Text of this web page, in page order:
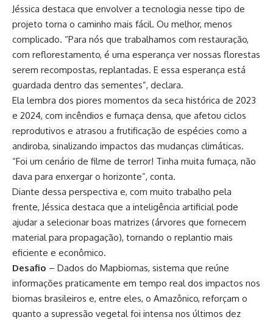
Jéssica destaca que envolver a tecnologia nesse tipo de
projeto torna o caminho mais fácil. Ou melhor, menos
complicado. “Para nós que trabalhamos com restauração,
com reflorestamento, é uma esperança ver nossas florestas
serem recompostas, replantadas. E essa esperança está
guardada dentro das sementes”, declara.
Ela lembra dos piores momentos da seca histórica de 2023
e 2024, com incêndios e fumaça densa, que afetou ciclos
reprodutivos e atrasou a frutificação de espécies como a
andiroba, sinalizando impactos das mudanças climáticas.
“Foi um cenário de filme de terror! Tinha muita fumaça, não
dava para enxergar o horizonte”, conta.
Diante dessa perspectiva e, com muito trabalho pela
frente, Jéssica destaca que a inteligência artificial pode
ajudar a selecionar boas matrizes (árvores que fornecem
material para propagação), tornando o replantio mais
eficiente e econômico.
Desafio – Dados do Mapbiomas, sistema que reúne
informações praticamente em tempo real dos impactos nos
biomas brasileiros e, entre eles, o Amazônico, reforçam o
quanto a supressão vegetal foi intensa nos últimos dez